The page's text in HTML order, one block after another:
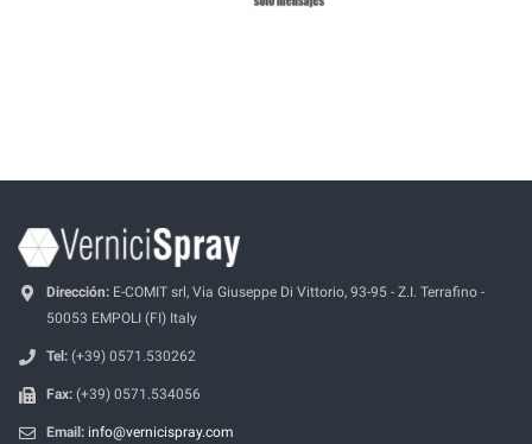
Dirección: E-COMIT srl, Via Giuseppe Di Vittorio, 93-95 - Z.I. Terrafino -
50053 EMPOLI (FI) Italy
Tel: (+39) 0571.530262
Fax: (+39) 0571.534056
Email: info@vernicispray.com